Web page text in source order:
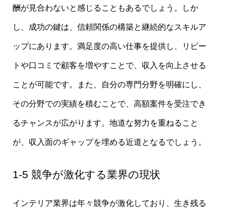
酬が見合わないと感じることもあるでしょう。しか
し、成功の鍵は、信頼関係の構築と継続的なスキルア
ップにあります。満足度の高い仕事を提供し、リピー
トや口コミで顧客を増やすことで、収入を向上させる
ことが可能です。また、自分の専門分野を明確にし、
その分野での実績を積むことで、高額案件を受注でき
るチャンスが広がります。地道な努力を重ねること
が、収入面のギャップを埋める近道となるでしょう。
1-5 競争が激化する業界の現状
インテリア業界は年々競争が激化しており、生き残る